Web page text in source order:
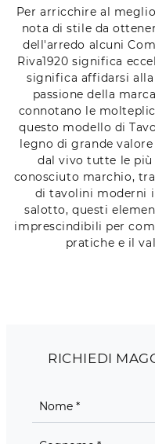
Per arricchire al
nota di stile da
dell'arredo alcuni
Riva1920 significa
significa affidarsi
passione della
connotano le
questo modello di
legno di grande
dal vivo tutte le più
conosciuto marchio,
di tavolini moderni
salotto, questi
imprescindibili per
pratiche e il
RICHIEDI